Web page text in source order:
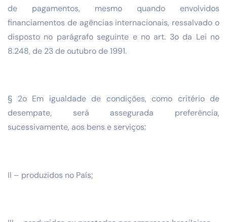
de pagamentos, mesmo quando envolvidos
financiamentos de agências internacionais, ressalvado o
disposto no parágrafo seguinte e no art. 3o da Lei no
8.248, de 23 de outubro de 1991.
§ 2o Em igualdade de condições, como critério de
desempate, será assegurada preferência,
sucessivamente, aos bens e serviços:
II – produzidos no País;